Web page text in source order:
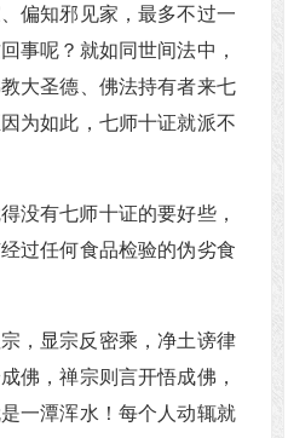
偏知邪见家，最多不过一
事呢？就如同世间法中，
大圣德、佛法持有者来七
为如此，七师十证就派不
没有七师十证的要好些，
过任何食品检验的伪劣食
，显宗反密乘，净土谤律
佛，禅宗则言开悟成佛，
一潭浑水！每个人动辄就